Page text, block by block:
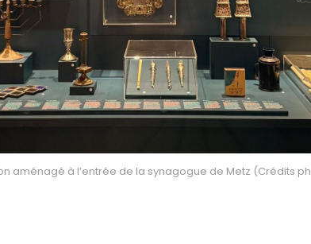
aménagé à l’entrée de la synagogue de Metz (Crédits